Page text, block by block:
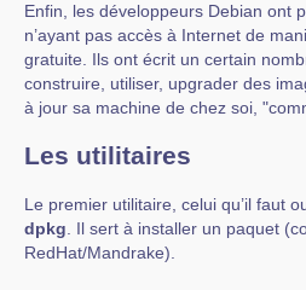
Enfin, les développeurs Debian ont
n’ayant pas accès à Internet de
gratuite. Ils ont écrit un certain
construire, utiliser, upgrader des
à jour sa machine de chez soi,
Les utilitaires
Le premier utilitaire, celui qu’il faut
dpkg . Il sert à installer un paquet
RedHat/Mandrake).